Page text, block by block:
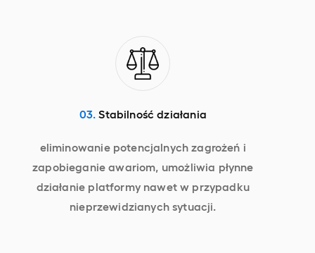
03. Stabilność działania
eliminowanie potencjalnych zagrożeń i
zapobieganie awariom, umożliwia płynne
działanie platformy nawet w przypadku
nieprzewidzianych sytuacji.